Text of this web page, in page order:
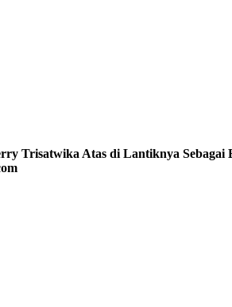
Trisatwika Atas di Lantiknya